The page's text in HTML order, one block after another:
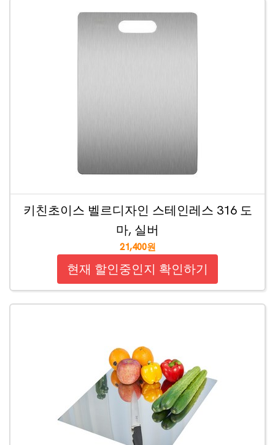
키친초이스 벨르디자인 스테인레스 316 도
마, 실버
21,400원
현재 할인중인지 확인하기